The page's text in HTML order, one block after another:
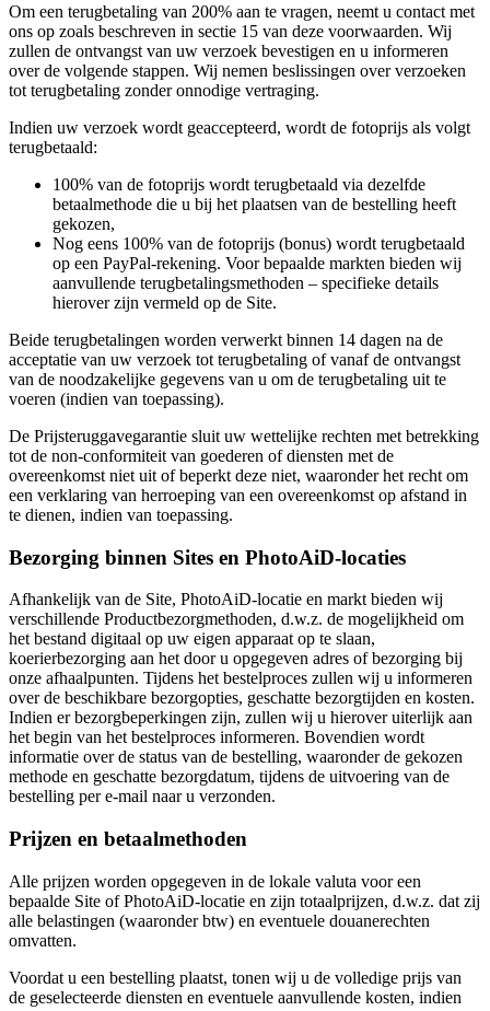
Om een terugbetaling van 200% aan te vragen, neemt u contact met
ons op zoals beschreven in sectie 15 van deze voorwaarden. Wij
zullen de ontvangst van uw verzoek bevestigen en u informeren
over de volgende stappen. Wij nemen beslissingen over verzoeken
tot terugbetaling zonder onnodige vertraging.
Indien uw verzoek wordt geaccepteerd, wordt de fotoprijs als volgt
terugbetaald:
100% van de fotoprijs wordt terugbetaald via dezelfde
betaalmethode die u bij het plaatsen van de bestelling heeft
gekozen,
Nog eens 100% van de fotoprijs (bonus) wordt terugbetaald
op een PayPal-rekening. Voor bepaalde markten bieden wij
aanvullende terugbetalingsmethoden – specifieke details
hierover zijn vermeld op de Site.
Beide terugbetalingen worden verwerkt binnen 14 dagen na de
acceptatie van uw verzoek tot terugbetaling of vanaf de ontvangst
van de noodzakelijke gegevens van u om de terugbetaling uit te
voeren (indien van toepassing).
De Prijsteruggavegarantie sluit uw wettelijke rechten met betrekking
tot de non-conformiteit van goederen of diensten met de
overeenkomst niet uit of beperkt deze niet, waaronder het recht om
een verklaring van herroeping van een overeenkomst op afstand in
te dienen, indien van toepassing.
Bezorging binnen Sites en PhotoAiD-locaties
Afhankelijk van de Site, PhotoAiD-locatie en markt bieden wij
verschillende Productbezorgmethoden, d.w.z. de mogelijkheid om
het bestand digitaal op uw eigen apparaat op te slaan,
koerierbezorging aan het door u opgegeven adres of bezorging bij
onze afhaalpunten. Tijdens het bestelproces zullen wij u informeren
over de beschikbare bezorgopties, geschatte bezorgtijden en kosten.
Indien er bezorgbeperkingen zijn, zullen wij u hierover uiterlijk aan
het begin van het bestelproces informeren. Bovendien wordt
informatie over de status van de bestelling, waaronder de gekozen
methode en geschatte bezorgdatum, tijdens de uitvoering van de
bestelling per e-mail naar u verzonden.
Prijzen en betaalmethoden
Alle prijzen worden opgegeven in de lokale valuta voor een
bepaalde Site of PhotoAiD-locatie en zijn totaalprijzen, d.w.z. dat zij
alle belastingen (waaronder btw) en eventuele douanerechten
omvatten.
Voordat u een bestelling plaatst, tonen wij u de volledige prijs van
de geselecteerde diensten en eventuele aanvullende kosten, indien